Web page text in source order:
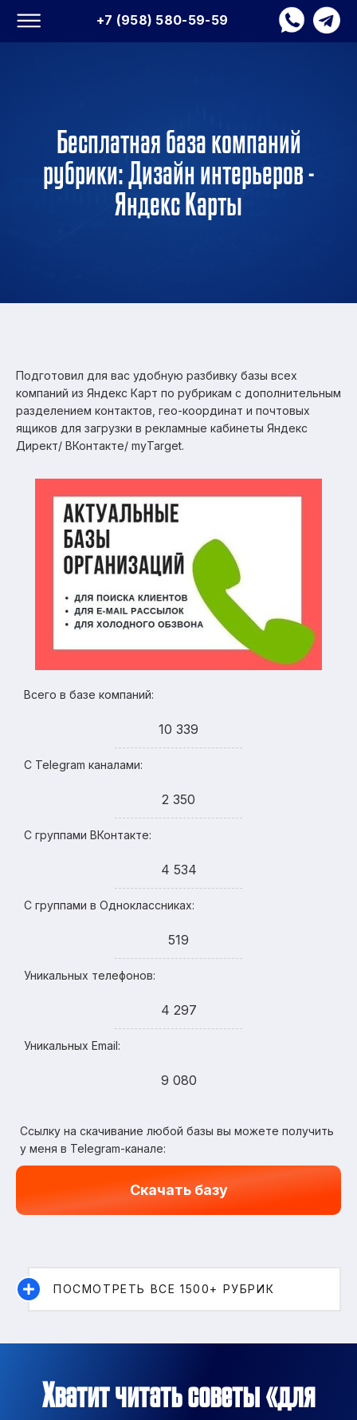
+7 (958) 580-59-59
Бесплатная база компаний
рубрики: Дизайн интерьеров -
Яндекс Карты
Подготовил для вас удобную разбивку базы всех
компаний из Яндекс Карт по рубрикам с дополнительным
разделением контактов, гео-координат и почтовых
ящиков для загрузки в рекламные кабинеты Яндекс
Директ/ ВКонтакте/ myTarget.
Всего в базе компаний:
10 339
С Telegram каналами:
2 350
С группами ВКонтакте:
4 534
С группами в Одноклассниках:
519
Уникальных телефонов:
4 297
Уникальных Email:
9 080
Ссылку на скачивание любой базы вы можете получить
у меня в Telegram-канале:
Скачать базу
ПОСМОТРЕТЬ ВСЕ 1500+ РУБРИК
Хватит читать советы «для